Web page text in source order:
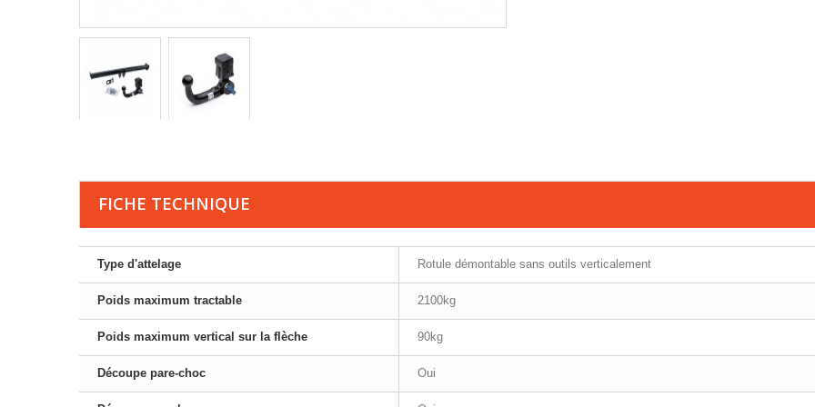
FICHE TECHNIQUE
Type d'attelage Rotule démontable sans outils verticalement
Poids maximum tractable 2100kg
Poids maximum vertical sur la flèche 90kg
Découpe pare-choc Oui